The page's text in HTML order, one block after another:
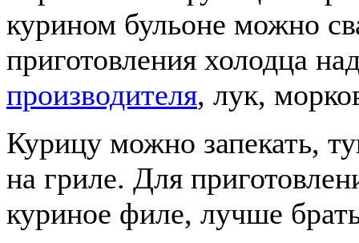
курином бульоне можно
приготовления холодца
производителя, лук,
Курицу можно запекать,
на гриле. Для
куриное филе, лучше